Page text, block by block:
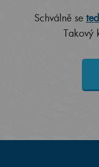
Schválně se
Takový